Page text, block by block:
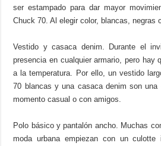
ser estampado para dar mayor
Chuck 70. Al elegir color, blancas, negras
Vestido y casaca denim. Durante el
presencia en cualquier armario, pero hay
a la temperatura. Por ello, un vestido
70 blancas y una casaca denim son una
momento casual o con amigos.
Polo básico y pantalón ancho. Muchas
moda urbana empiezan con un culotte